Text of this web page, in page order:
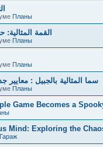
Планы
القمة المثالية:
Планы
Планы
سما المثالية بالجبيل : معايير
Планы
Game Becomes a
Mind: Exploring the
Гараж